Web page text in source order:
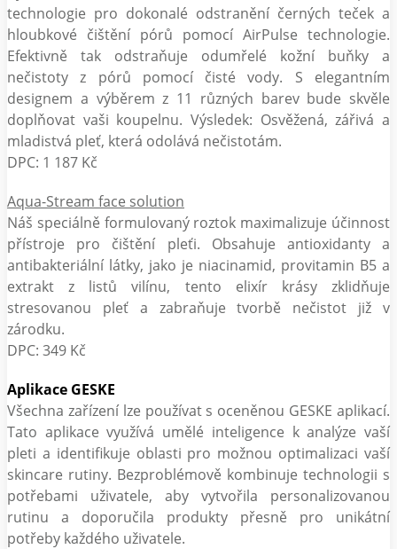
technologie pro dokonalé odstranění černých teček a
hloubkové čištění pórů pomocí AirPulse technologie.
Efektivně tak odstraňuje odumřelé kožní buňky a
nečistoty z pórů pomocí čisté vody. S elegantním
designem a výběrem z 11 různých barev bude skvěle
doplňovat vaši koupelnu. Výsledek: Osvěžená, zářivá a
mladistvá pleť, která odolává nečistotám.
DPC: 1 187 Kč
Aqua-Stream face solution
Náš speciálně formulovaný roztok maximalizuje účinnost
přístroje pro čištění pleťi. Obsahuje antioxidanty a
antibakteriální látky, jako je niacinamid, provitamin B5 a
extrakt z listů vilínu, tento elixír krásy zklidňuje
stresovanou pleť a zabraňuje tvorbě nečistot již v
zárodku.
DPC: 349 Kč
Aplikace GESKE
Všechna zařízení lze používat s oceněnou GESKE aplikací.
Tato aplikace využívá umělé inteligence k analýze vaší
pleti a identifikuje oblasti pro možnou optimalizaci vaší
skincare rutiny. Bezproblémově kombinuje technologii s
potřebami uživatele, aby vytvořila personalizovanou
rutinu a doporučila produkty přesně pro unikátní
potřeby každého uživatele.